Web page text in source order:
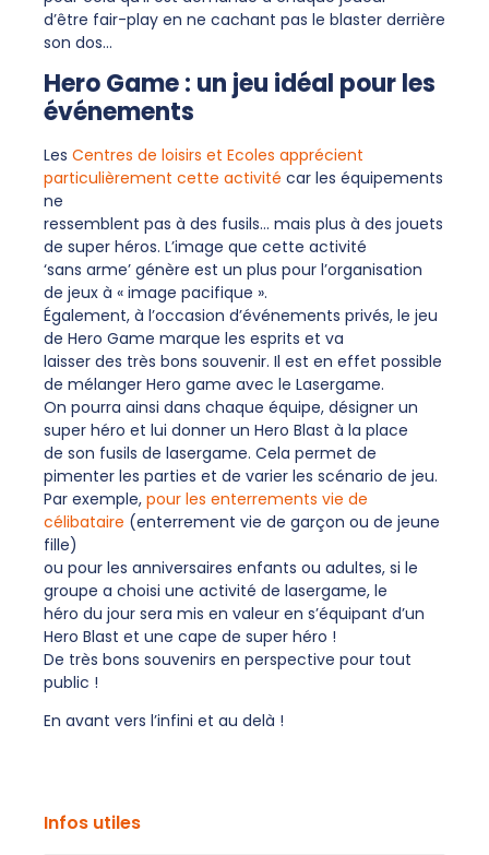
d’être fair-play en ne cachant pas le blaster derrière
son dos…
Hero Game : un jeu idéal pour les
événements
Les Centres de loisirs et Ecoles apprécient
particulièrement cette activité car les équipements
ne
ressemblent pas à des fusils… mais plus à des jouets
de super héros. L’image que cette activité
‘sans arme’ génère est un plus pour l’organisation
de jeux à « image pacifique ».
Également, à l’occasion d’événements privés, le jeu
de Hero Game marque les esprits et va
laisser des très bons souvenir. Il est en effet possible
de mélanger Hero game avec le Lasergame.
On pourra ainsi dans chaque équipe, désigner un
super héro et lui donner un Hero Blast à la place
de son fusils de lasergame. Cela permet de
pimenter les parties et de varier les scénario de jeu.
Par exemple, pour les enterrements vie de
célibataire (enterrement vie de garçon ou de jeune
fille)
ou pour les anniversaires enfants ou adultes, si le
groupe a choisi une activité de lasergame, le
héro du jour sera mis en valeur en s’équipant d’un
Hero Blast et une cape de super héro !
De très bons souvenirs en perspective pour tout
public !
En avant vers l’infini et au delà !
Infos utiles